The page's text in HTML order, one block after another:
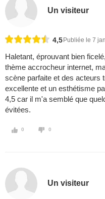
Un visiteur
4,5 Publiée le 7
Haletant, éprouvant bien
thème accrocheur internet,
scène parfaite et des acteurs
excellente et un esthétisme
4,5 car il m'a semblé que
évitées.
0 0
Un visiteur